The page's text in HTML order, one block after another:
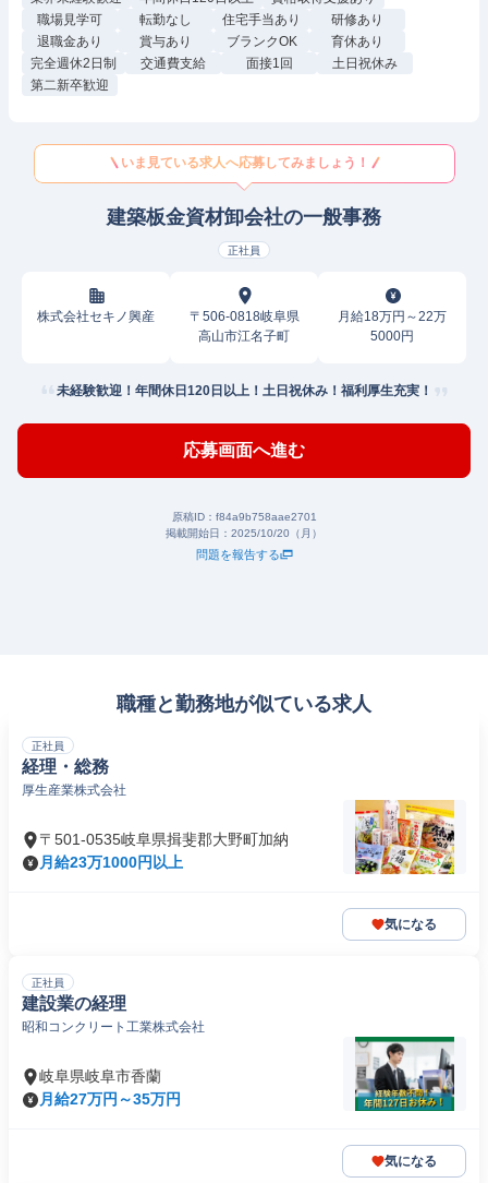
職場見学可
転勤なし 住宅手当あり
研修あり
退職金あり
賞与あり ブランクOK
育休あり
完全週休2日制
交通費支給 面接1回
土日祝休み
第二新卒歓迎
いま見ている求人へ応募してみましょう！
建築板金資材卸会社の一般事務
正社員
株式会社セキノ興産
〒506-0818岐阜県
高山市江名子町
月給18万円～22万
5000円
未経験歓迎！年間休日120日以上！土日祝休み！福利厚生充実！
応募画面へ進む
原稿ID： f84a9b758aae2701
掲載開始日： 2025/10/20（月）
問題を報告する
職種と勤務地が似ている求人
正社員
経理・総務
厚生産業株式会社
〒501-0535岐阜県揖斐郡大野町加納
月給23万1000円以上
気になる
正社員
建設業の経理
昭和コンクリート工業株式会社
岐阜県岐阜市香蘭
月給27万円～35万円
気になる